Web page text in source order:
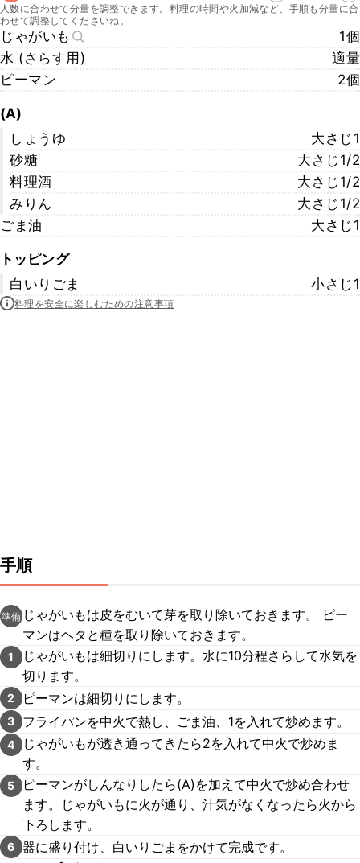
人数に合わせて分量を調整できます。料理の時間や火加減など、手順も分量に合
わせて調整してくださいね。
じゃがいも
1個
水 (さらす用)
適量
ピーマン
2個
(A)
しょうゆ
大さじ1
砂糖
大さじ1/2
料理酒
大さじ1/2
みりん
大さじ1/2
ごま油
大さじ1
トッピング
白いりごま
小さじ1
料理を安全に楽しむための注意事項
手順
準備 じゃがいもは皮をむいて芽を取り除いておきます。 ピー
マンはヘタと種を取り除いておきます。
1
じゃがいもは細切りにします。水に10分程さらして水気を
切ります。
2 ピーマンは細切りにします。
3 フライパンを中火で熱し、ごま油、1を入れて炒めます。
4
じゃがいもが透き通ってきたら2を入れて中火で炒めま
す。
5
ピーマンがしんなりしたら(A)を加えて中火で炒め合わせ
ます。じゃがいもに火が通り、汁気がなくなったら火から
下ろします。
6 器に盛り付け、白いりごまをかけて完成です。